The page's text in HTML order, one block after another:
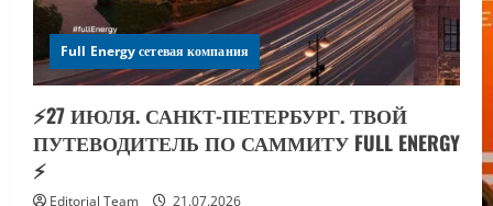
Full Energy сетевая компания
⚡️27 ИЮЛЯ. САНКТ-ПЕТЕРБУРГ. ТВОЙ
ПУТЕВОДИТЕЛЬ ПО САММИТУ FULL ENERGY
⚡️
Editorial Team 21.07.2026